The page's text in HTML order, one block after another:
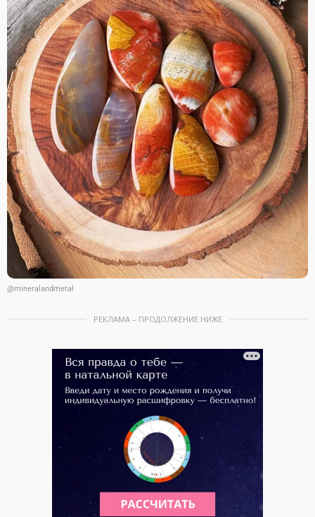
@mineralandmetal
РЕКЛАМА – ПРОДОЛЖЕНИЕ НИЖЕ